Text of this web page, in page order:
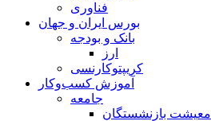
فناوری
بورس ایران و جهان
بانک و بودجه
ارز
کریپتوکارنسی
آموزش کسب‌وکار
جامعه
معیشت بازنشستگان